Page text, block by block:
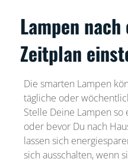
Lampen
Zeitplan
Die smarten Lampen
tägliche oder
Stelle Deine Lampen so
oder bevor Du nach
lassen sich
sich ausschalten, wenn